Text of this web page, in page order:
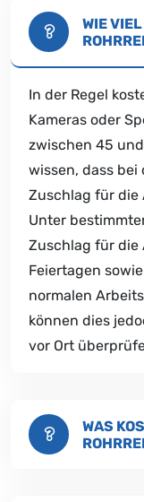
WIE
In der Regel
Kameras oder
zwischen 45
wissen, dass bei
Zuschlag für die
Unter
Zuschlag für die
Feiertagen
normalen
können dies
vor Ort
WAS